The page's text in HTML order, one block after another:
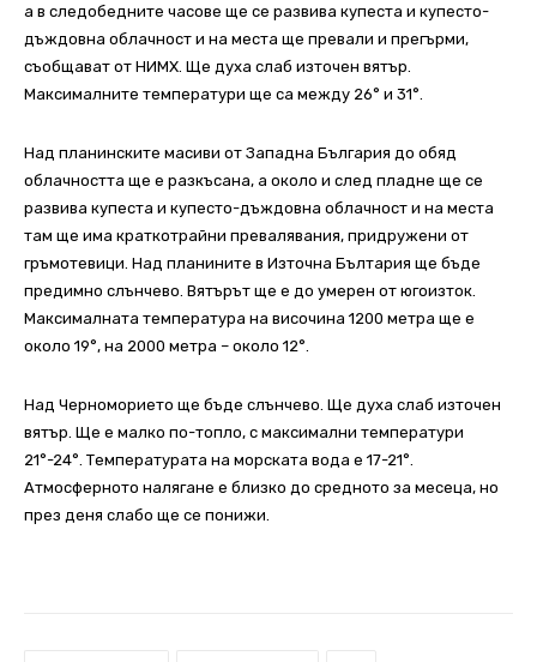
а в следобедните часове ще се развива купеста и купесто-
дъждовна облачност и на места ще превали и прегърми,
съобщават от НИМХ. Ще духа слаб източен вятър.
Максималните температури ще са между 26° и 31°.
Над планинските масиви от Западна България до обяд
облачността ще е разкъсана, а около и след пладне ще се
развива купеста и купесто-дъждовна облачност и на места
там ще има краткотрайни превалявания, придружени от
гръмотевици. Над планините в Източна Бълтария ще бъде
предимно слънчево. Вятърът ще е до умерен от югоизток.
Максималната температура на височина 1200 метра ще е
около 19°, на 2000 метра – около 12°.
Над Черноморието ще бъде слънчево. Ще духа слаб източен
вятър. Ще е малко по-топло, с максимални температури
21°-24°. Температурата на морската вода е 17-21°.
Атмосферното налягане е близко до средното за месеца, но
през деня слабо ще се понижи.